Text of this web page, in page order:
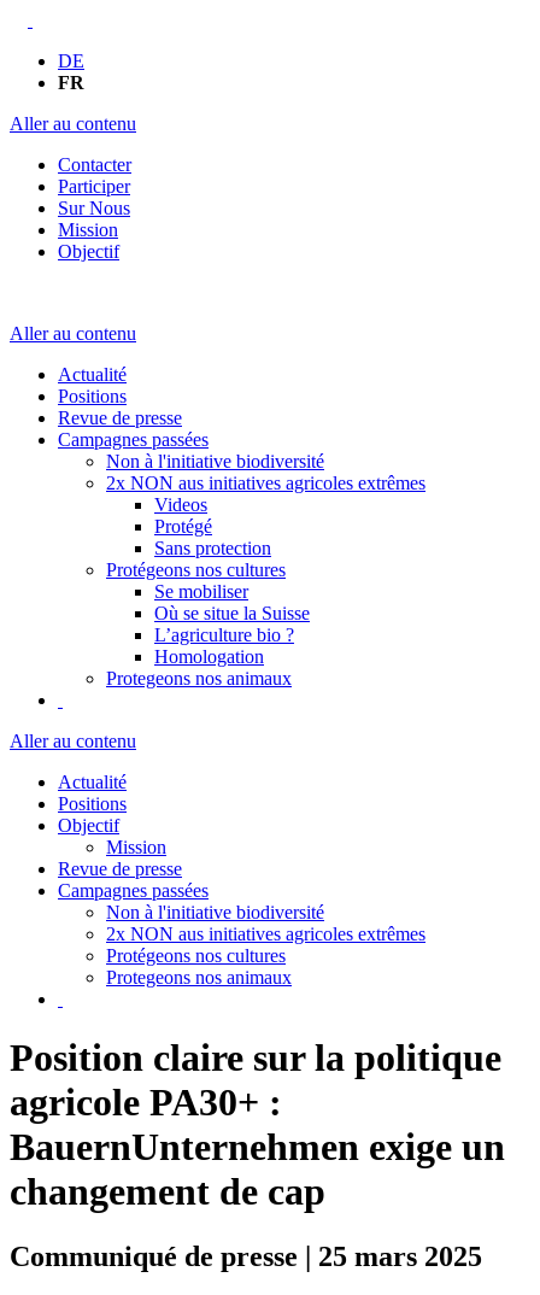
DE
FR
Aller au contenu
Contacter
Participer
Sur Nous
Mission
Objectif
Aller au contenu
Actualité
Positions
Revue de presse
Campagnes passées
Non à l'initiative biodiversité
2x NON aus initiatives agricoles extrêmes
Videos
Protégé
Sans protection
Protégeons nos cultures
Se mobiliser
Où se situe la Suisse
L’agriculture bio ?
Homologation
Protegeons nos animaux
Aller au contenu
Actualité
Positions
Objectif
Mission
Revue de presse
Campagnes passées
Non à l'initiative biodiversité
2x NON aus initiatives agricoles extrêmes
Protégeons nos cultures
Protegeons nos animaux
Position claire sur la politique
agricole PA30+ :
BauernUnternehmen exige un
changement de cap
Communiqué de presse | 25 mars 2025